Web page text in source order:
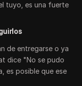
tuyo, es una fuerte
de entregarse o ya
dice "No se pudo
es posible que ese